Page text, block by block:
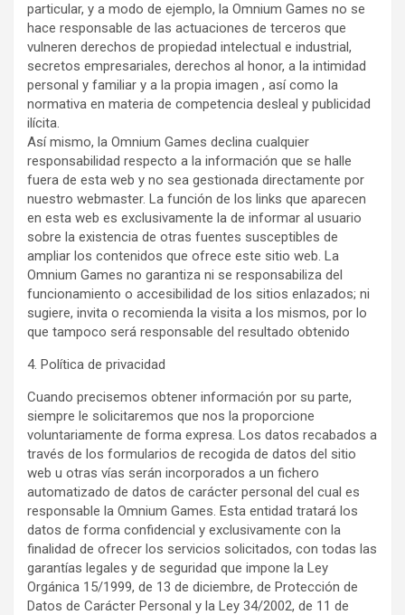
particular, y a modo de ejemplo, la Omnium Games no se
hace responsable de las actuaciones de terceros que
vulneren derechos de propiedad intelectual e industrial,
secretos empresariales, derechos al honor, a la intimidad
personal y familiar y a la propia imagen , así como la
normativa en materia de competencia desleal y publicidad
ilícita.
Así mismo, la Omnium Games declina cualquier
responsabilidad respecto a la información que se halle
fuera de esta web y no sea gestionada directamente por
nuestro webmaster. La función de los links que aparecen
en esta web es exclusivamente la de informar al usuario
sobre la existencia de otras fuentes susceptibles de
ampliar los contenidos que ofrece este sitio web. La
Omnium Games no garantiza ni se responsabiliza del
funcionamiento o accesibilidad de los sitios enlazados; ni
sugiere, invita o recomienda la visita a los mismos, por lo
que tampoco será responsable del resultado obtenido
4. Política de privacidad
Cuando precisemos obtener información por su parte,
siempre le solicitaremos que nos la proporcione
voluntariamente de forma expresa. Los datos recabados a
través de los formularios de recogida de datos del sitio
web u otras vías serán incorporados a un fichero
automatizado de datos de carácter personal del cual es
responsable la Omnium Games. Esta entidad tratará los
datos de forma confidencial y exclusivamente con la
finalidad de ofrecer los servicios solicitados, con todas las
garantías legales y de seguridad que impone la Ley
Orgánica 15/1999, de 13 de diciembre, de Protección de
Datos de Carácter Personal y la Ley 34/2002, de 11 de